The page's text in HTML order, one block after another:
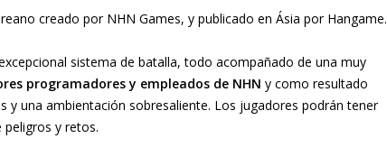
creado por NHN Games, y publicado en Ásia por Hangame.
sistema de batalla, todo acompañado de una muy
programadores y empleados de NHN y como resultado
y una ambientación sobresaliente. Los jugadores podrán tener
y retos.